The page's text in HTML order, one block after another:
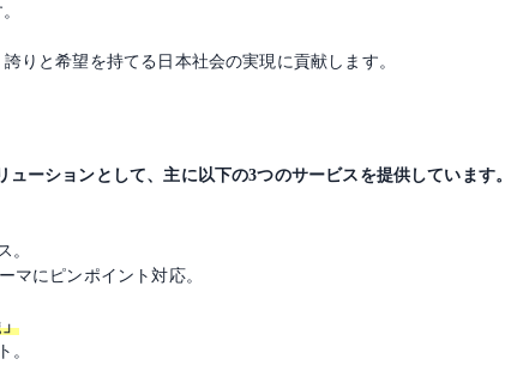
りと希望を持てる日本社会の実現に貢献します。
ーションとして、主に以下の3つのサービスを提供しています。
。
マにピンポイント対応。
。